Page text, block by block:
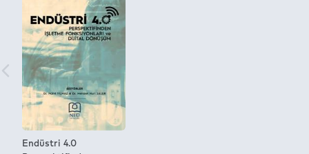
Endüstri 4.0